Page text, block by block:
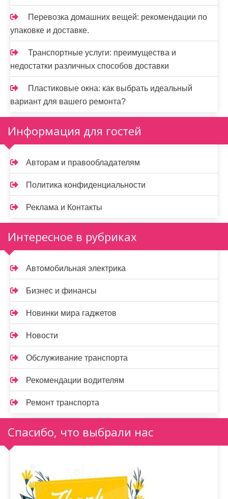
Перевозка домашних вещей: рекомендации по
упаковке и доставке.
Транспортные услуги: преимущества и
недостатки различных способов доставки
Пластиковые окна: как выбрать идеальный
вариант для вашего ремонта?
Информация для гостей
Авторам и правообладателям
Политика конфиденциальности
Реклама и Контакты
Интересное в рубриках
Автомобильная электрика
Бизнес и финансы
Новинки мира гаджетов
Новости
Обслуживание транспорта
Рекомендации водителям
Ремонт транспорта
Спасибо, что выбрали нас